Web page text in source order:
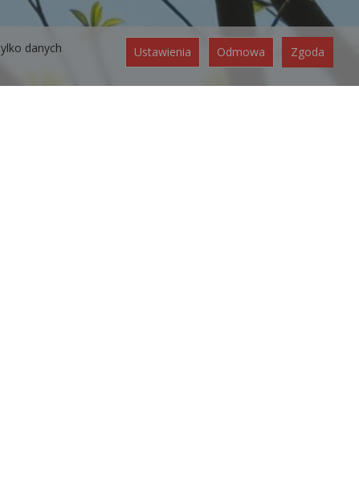
danych
Ustawienia Odmowa Zgoda